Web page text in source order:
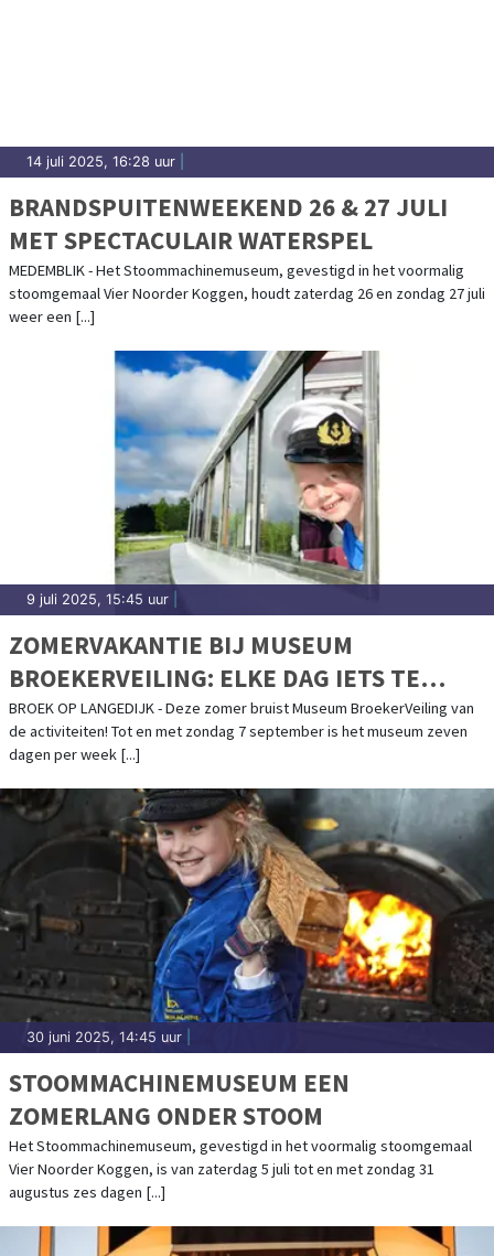
14 juli 2025, 16:28 uur
BRANDSPUITENWEEKEND 26 & 27 JULI
MET SPECTACULAIR WATERSPEL
MEDEMBLIK - Het Stoommachinemuseum, gevestigd in het voormalig
stoomgemaal Vier Noorder Koggen, houdt zaterdag 26 en zondag 27 juli
weer een [...]
9 juli 2025, 15:45 uur
ZOMERVAKANTIE BIJ MUSEUM
BROEKERVEILING: ELKE DAG IETS TE
BELEVEN!
BROEK OP LANGEDIJK - Deze zomer bruist Museum BroekerVeiling van
de activiteiten! Tot en met zondag 7 september is het museum zeven
dagen per week [...]
30 juni 2025, 14:45 uur
STOOMMACHINEMUSEUM EEN
ZOMERLANG ONDER STOOM
Het Stoommachinemuseum, gevestigd in het voormalig stoomgemaal
Vier Noorder Koggen, is van zaterdag 5 juli tot en met zondag 31
augustus zes dagen [...]